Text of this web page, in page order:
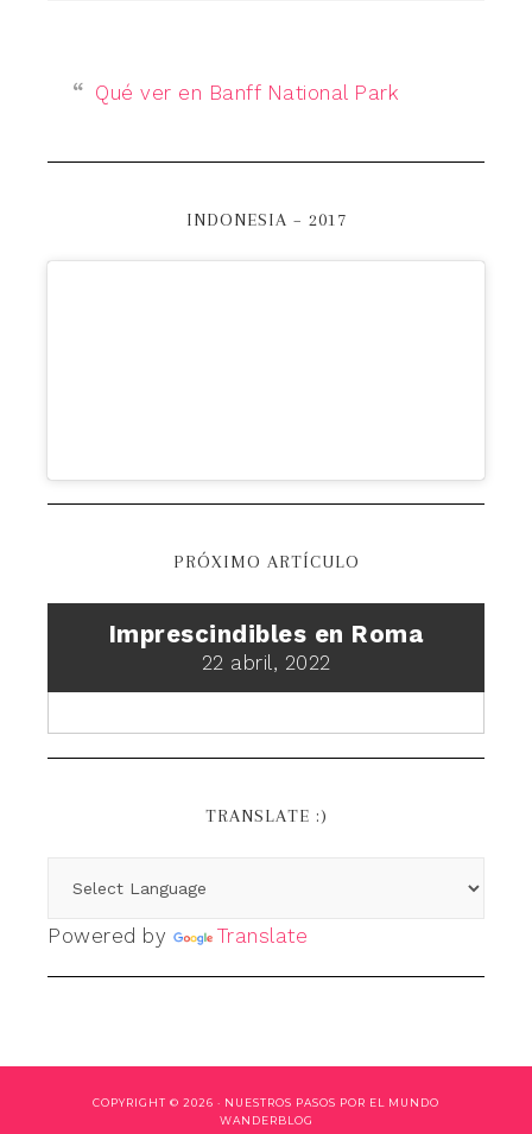
Qué ver en Banff National Park
INDONESIA – 2017
PRÓXIMO ARTÍCULO
Imprescindibles en Roma
22 abril, 2022
TRANSLATE :)
Powered by Translate
COPYRIGHT © 2026 · NUESTROS PASOS POR EL MUNDO
WANDERBLOG